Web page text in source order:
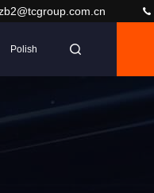
Polish